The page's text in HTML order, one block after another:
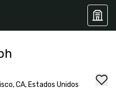
CA, Estados Unidos